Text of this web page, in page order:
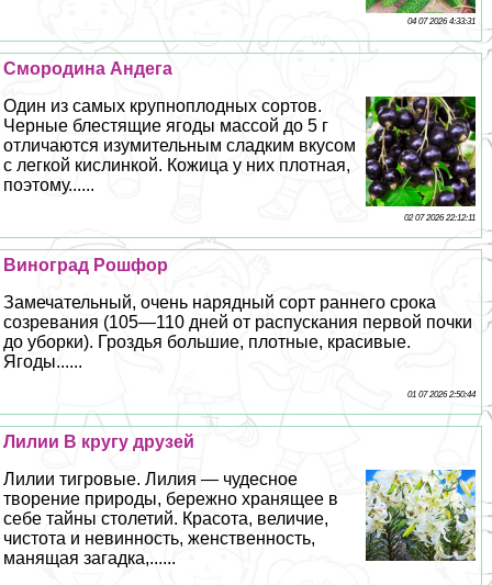
04 07 2026 4:33:31
Смородина Андега
Один из самых крупноплодных сортов.
Черные блестящие ягоды массой до 5 г
отличаются изумительным сладким вкусом
с легкой кислинкой. Кожица у них плотная,
поэтому......
02 07 2026 22:12:11
Виноград Рошфор
Замечательный, очень нарядный сорт раннего срока
созревания (105—110 дней от распускания первой почки
до уборки). Гроздья большие, плотные, красивые.
Ягоды......
01 07 2026 2:50:44
Лилии В кругу друзей
Лилии тигровые. Лилия — чудесное
творение природы, бережно хранящее в
себе тайны столетий. Красота, величие,
чистота и невинность, женственность,
манящая загадка,......